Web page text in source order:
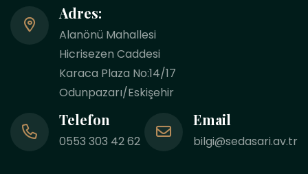
Adres:
Alanönü Mahallesi
Hicrisezen Caddesi
Karaca Plaza No:14/17
Odunpazarı/Eskişehir
Telefon
0553 303 42 62
Email
bilgi@sedasari.av.tr